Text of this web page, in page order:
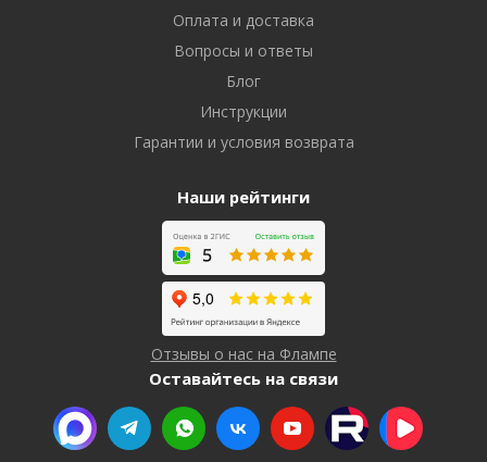
Оплата и доставка
Вопросы и ответы
Блог
Инструкции
Гарантии и условия возврата
Наши рейтинги
Отзывы о нас на Флампе
Оставайтесь на связи